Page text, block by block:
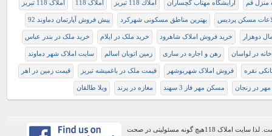
منزل قم ارایشگاه مهتاب گچساران املاك 118 تبريز املاک 118 املاک 118 تبریز
مسکن پردیس بهترین مناطق مسکونی شهرکرد پیش فروش آپارتمان دماوند 92
دوهزار خرید فروش املاک شاهرود خرید ملک در ایلام خرید ملک در بندر عباس
در لواسان رهن و اجاره در ساری زمین اتوبان اسالم سایت املاک شهر دماوند
نقره فروش املاک شهربوشهر قيمت ملک در باغميشه تبريز قیمت زمین در اهر
در زنجان مسکن مهر فاز 3 سهند مغازه در پرند ويلا طالقان
اطلاعات موجود در این وب سایت از طریق کاربران عمومی سایت ثبت شده است. لذا سایت املاک 118هیچ گونه مسئولیتی در صحت